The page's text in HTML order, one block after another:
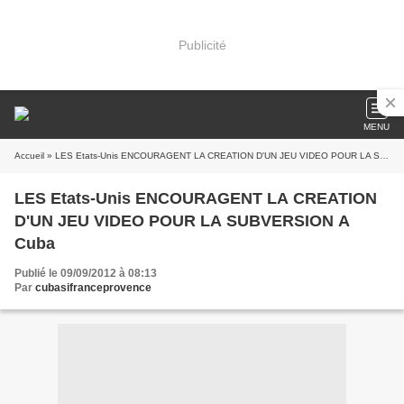
Publicité
MENU
Accueil » LES Etats-Unis ENCOURAGENT LA CREATION D'UN JEU VIDEO POUR LA SUBVERSION A Cuba
LES Etats-Unis ENCOURAGENT LA CREATION
D'UN JEU VIDEO POUR LA SUBVERSION A
Cuba
Publié le 09/09/2012 à 08:13
Par cubasifranceprovence